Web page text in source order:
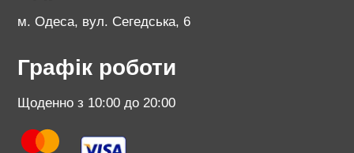
м. Одеса, вул. Сегедська, 6
Графік роботи
Щоденно з 10:00 до 20:00